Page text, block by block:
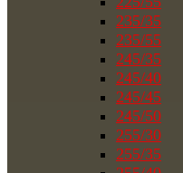
235/35
235/55
245/35
245/40
245/45
245/50
255/30
255/35